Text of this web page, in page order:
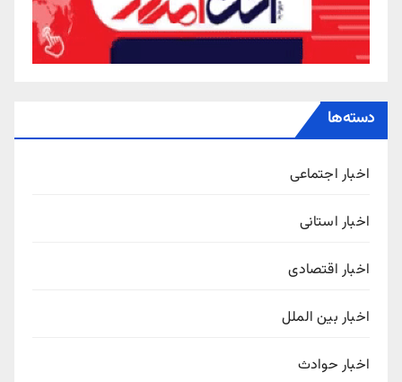
دسته‌ها
اخبار اجتماعی
اخبار استانی
اخبار اقتصادی
اخبار بین الملل
اخبار حوادث